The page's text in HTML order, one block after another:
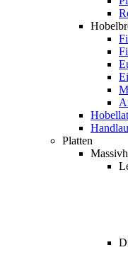
Platten